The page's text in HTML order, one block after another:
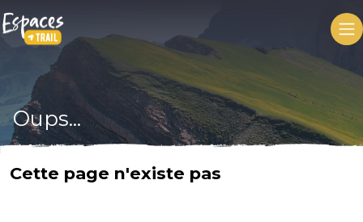
Oups...
Cette page n'existe pas